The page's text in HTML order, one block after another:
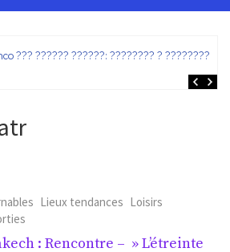
??? ?????? ??????: ???????? ? ???????? ?
Lieux tendances Loisirs
: Rencontre – » L’étreinte